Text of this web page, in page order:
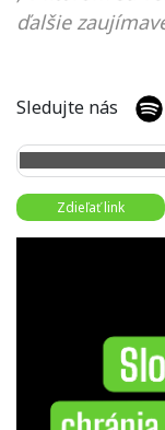
ďalšie
Sledujte nás
Zdieľať link